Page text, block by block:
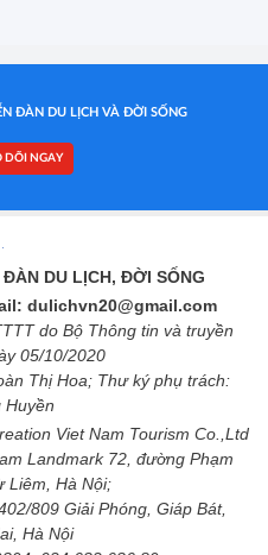
ĐÀN DU LỊCH VÀ ĐỜI SỐNG
DÕI NGAY
DU LỊCH, ĐỜI SỐNG
dulichvn20@gmail.com
do Bộ Thông tin và truyền
05/10/2020
Thị Hoa; Thư ký phụ trách:
Huyền
Viet Nam Tourism Co.,Ltd
Landmark 72, đường Phạm
Liêm, Hà Nội;
809 Giải Phóng, Giáp Bát,
Hà Nội